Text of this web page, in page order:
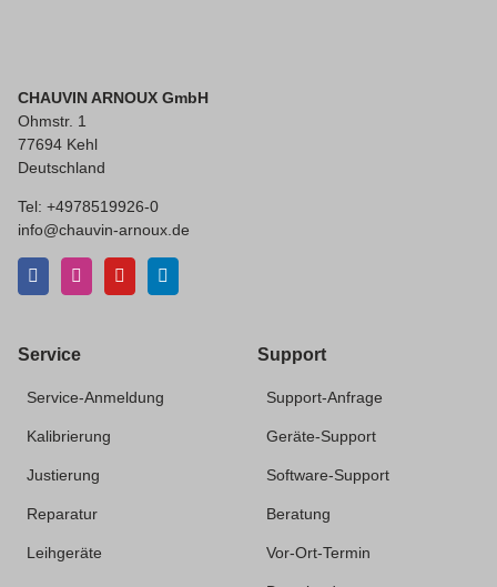
CHAUVIN ARNOUX GmbH
Ohmstr. 1
77694 Kehl
Deutschland
Tel: +4978519926-0
info@chauvin-arnoux.de
Service
Service-Anmeldung
Kalibrierung
Justierung
Reparatur
Leihgeräte
Support
Support-Anfrage
Geräte-Support
Software-Support
Beratung
Vor-Ort-Termin